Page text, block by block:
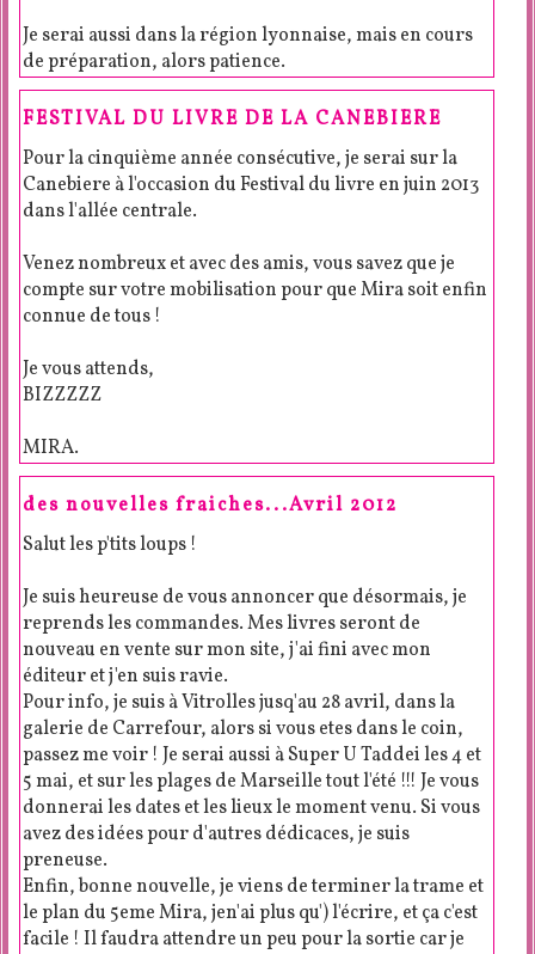
Je serai aussi dans la région lyonnaise, mais en cours
de préparation, alors patience.
FESTIVAL DU LIVRE DE LA CANEBIERE
Pour la cinquième année consécutive, je serai sur la
Canebiere à l'occasion du Festival du livre en juin 2013
dans l'allée centrale.
Venez nombreux et avec des amis, vous savez que je
compte sur votre mobilisation pour que Mira soit enfin
connue de tous !
Je vous attends,
BIZZZZZ
MIRA.
des nouvelles fraiches...Avril 2012
Salut les p'tits loups !
Je suis heureuse de vous annoncer que désormais, je
reprends les commandes. Mes livres seront de
nouveau en vente sur mon site, j'ai fini avec mon
éditeur et j'en suis ravie.
Pour info, je suis à Vitrolles jusq'au 28 avril, dans la
galerie de Carrefour, alors si vous etes dans le coin,
passez me voir ! Je serai aussi à Super U Taddei les 4 et
5 mai, et sur les plages de Marseille tout l'été !!! Je vous
donnerai les dates et les lieux le moment venu. Si vous
avez des idées pour d'autres dédicaces, je suis
preneuse.
Enfin, bonne nouvelle, je viens de terminer la trame et
le plan du 5eme Mira, jen'ai plus qu') l'écrire, et ça c'est
facile ! Il faudra attendre un peu pour la sortie car je